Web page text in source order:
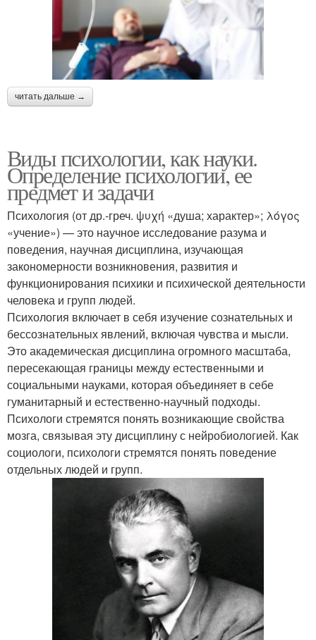
читать дальше →
Виды психологии, как науки.
Определение психологии, ее
предмет и задачи
Психология (от др.-греч. ψυχή «душа; характер»; λόγος
«учение») — это научное исследование разума и
поведения, научная дисциплина, изучающая
закономерности возникновения, развития и
функционирования психики и психической деятельности
человека и групп людей.
Психология включает в себя изучение сознательных и
бессознательных явлений, включая чувства и мысли.
Это академическая дисциплина огромного масштаба,
пересекающая границы между естественными и
социальными науками, которая объединяет в себе
гуманитарный и естественно-научный подходы.
Психологи стремятся понять возникающие свойства
мозга, связывая эту дисциплину с нейробиологией. Как
социологи, психологи стремятся понять поведение
отдельных людей и групп.